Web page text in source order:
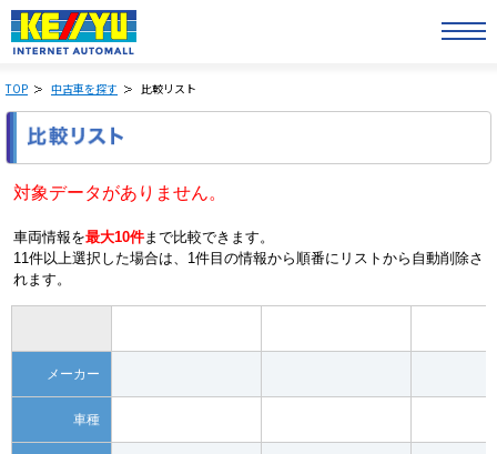
TOP 中古車を探す 比較リスト
対象データがありません。
車両情報を最大10件まで比較できます。
11件以上選択した場合は、1件目の情報から順番にリストから自動削除さ
れます。
メーカー
車種